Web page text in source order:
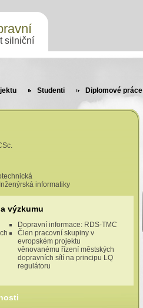
silniční
Studenti Diplomové práce
informatiky
výzkumu
Dopravní informace: RDS-TMC
Člen pracovní skupiny v
evropském projektu
věnovanému řízení městských
dopravních sítí na principu LQ
regulátoru